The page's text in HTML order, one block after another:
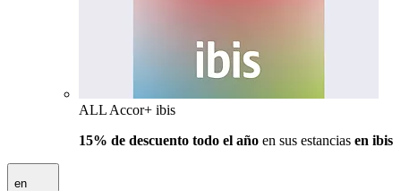
ALL Accor+ ibis
15% de descuento todo el año en sus estancias en ibis
en